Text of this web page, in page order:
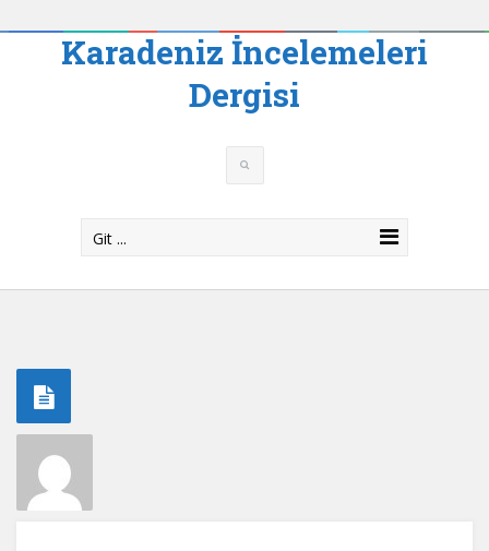
Karadeniz İncelemeleri
Dergisi
Git ...